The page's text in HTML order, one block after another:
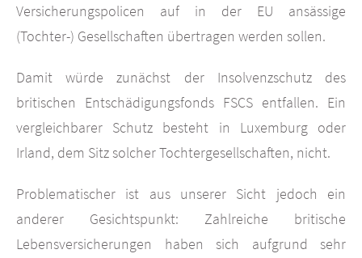
Versicherungspolicen auf in der EU ansässige
(Tochter-) Gesellschaften übertragen werden sollen.
Damit würde zunächst der Insolvenzschutz des
britischen Entschädigungsfonds FSCS entfallen. Ein
vergleichbarer Schutz besteht in Luxemburg oder
Irland, dem Sitz solcher Tochtergesellschaften, nicht.
Problematischer ist aus unserer Sicht jedoch ein
anderer Gesichtspunkt: Zahlreiche britische
Lebensversicherungen haben sich aufgrund sehr